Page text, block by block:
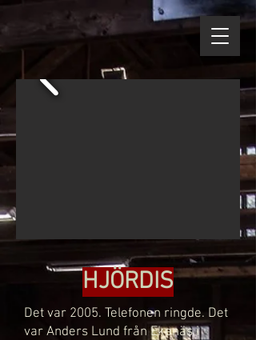
HJÖRDIS
Det var 2005. Telefonen ringde. Det
var Anders Lund från Ekenäs i